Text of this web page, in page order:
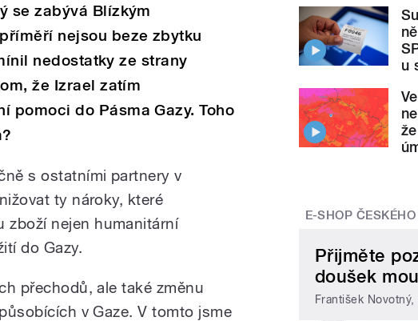
se zabývá Blízkým
nejsou beze zbytku
nedostatky ze strany
že Izrael zatím
pomoci do Pásma Gazy. Toho
s ostatními partnery v
ty nároky, které
zboží nejen humanitární
do Gazy.
přechodů, ale také změnu
v Gaze. V tomto jsme
u
E-SHOP
Přijměte
doušek
František